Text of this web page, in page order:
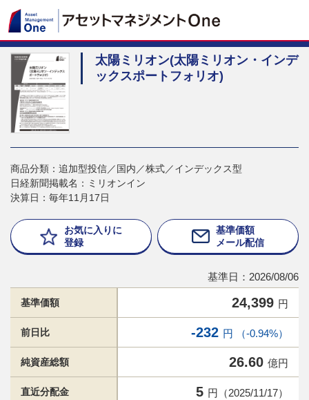
太陽ミリオン(太陽ミリオン・インデ
ックスポートフォリオ)
商品分類：追加型投信／国内／株式／インデックス型
日経新聞掲載名：ミリオンイン
決算日：毎年11月17日
お気に入りに
登録
基準価額
メール配信
基準日：2026/08/06
基準価額 24,399 円
前日比 -232 円 （-0.94%）
純資産総額 26.60 億円
直近分配金 5 円（2025/11/17）